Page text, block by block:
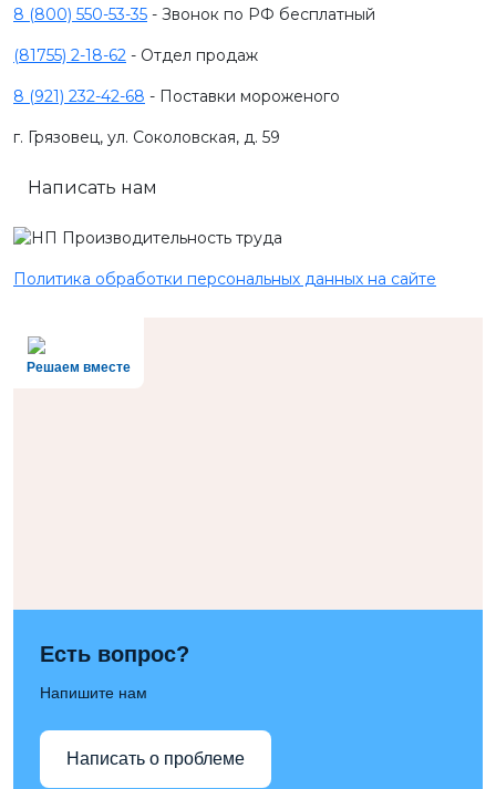
8 (800) 550-53-35 - Звонок по РФ бесплатный
(81755) 2-18-62 - Отдел продаж
8 (921) 232-42-68 - Поставки мороженого
г. Грязовец, ул. Соколовская, д. 59
Написать нам
Политика обработки персональных данных на сайте
Решаем вместе
Есть вопрос?
Напишите нам
Написать о проблеме